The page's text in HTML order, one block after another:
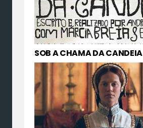
SOB A CHAMA DA CANDEIA